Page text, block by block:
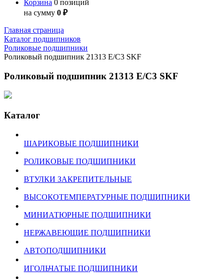
Корзина 0 позиций
на сумму 0 ₽
Главная страница
Каталог подшипников
Роликовые подшипники
Роликовый подшипник 21313 E/C3 SKF
Роликовый подшипник 21313 E/C3 SKF
Каталог
ШАРИКОВЫЕ ПОДШИПНИКИ
РОЛИКОВЫЕ ПОДШИПНИКИ
ВТУЛКИ ЗАКРЕПИТЕЛЬНЫЕ
ВЫСОКОТЕМПЕРАТУРНЫЕ ПОДШИПНИКИ
МИНИАТЮРНЫЕ ПОДШИПНИКИ
НЕРЖАВЕЮЩИЕ ПОДШИПНИКИ
АВТОПОДШИПНИКИ
ИГОЛЬЧАТЫЕ ПОДШИПНИКИ